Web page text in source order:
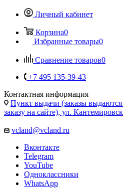
Личный кабинет
Корзина0
Избранные товары0
Сравнение товаров0
+7 495 135-39-43
Контактная информация
Пункт выдачи (заказы
заказу на сайте), ул.
vcland@vcland.ru
Вконтакте
Telegram
YouTube
Одноклассники
WhatsApp